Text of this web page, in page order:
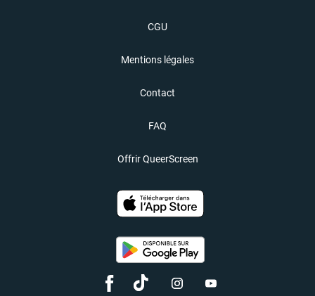
CGU
Mentions légales
Contact
FAQ
Offrir QueerScreen